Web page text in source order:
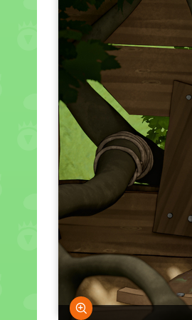
Bild vergrößern